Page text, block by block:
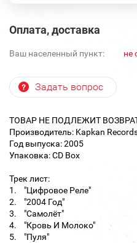
Оплата, доставка
Ваш населенный пункт: не
Задать вопрос
ТОВАР НЕ ПОДЛЕЖИТ
Производитель: Kapkan
Год выпуска: 2005
Упаковка: CD Box
Трек лист:
1. "Цифровое Реле"
2. "2004 Год"
3. "Самолёт"
4. "Кровь И Молоко"
5. "Пуля"